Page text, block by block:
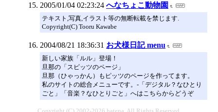
2005/01/04 02:23:24 へなちょこ動物園
テキスト,写真,イラスト等の無断転載を禁じます.
Copyright(C) Tooru Kawabe
2004/08/21 18:36:31 お犬様日記 menu
新しい家族「ルル」登場！
旦那の「スピッツのページ」
旦那（ひゃっかん）もピッツのページを作ってます。
私のサイトの総合メニューです。-「デジタル？なひとり
ごと」「音楽？なひとりごと」へはこちらからどうぞ